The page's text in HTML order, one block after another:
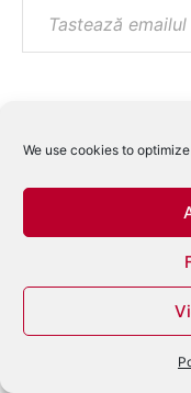
We use cookies to